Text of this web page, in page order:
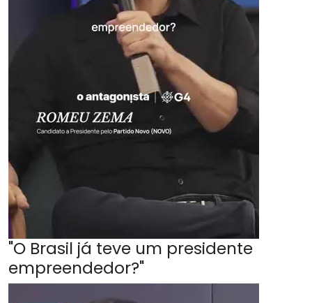
"O Brasil já teve um presidente
empreendedor?"